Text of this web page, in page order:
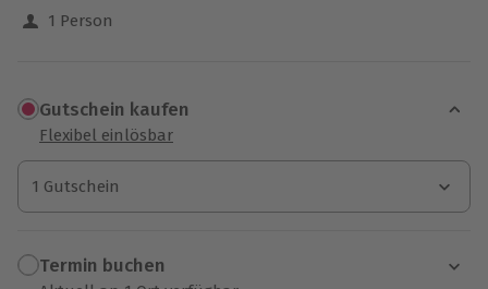
1 Person
Gutschein kaufen
Flexibel einlösbar
1 Gutschein
1 Gutschein
1 Gutschein
Termin buchen